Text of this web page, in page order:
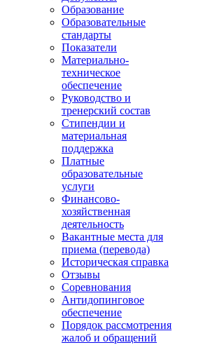
Образование
Образовательные
стандарты
Показатели
Материально-
техническое
обеспечение
Руководство и
тренерский состав
Стипендии и
материальная
поддержка
Платные
образовательные
услуги
Финансово-
хозяйственная
деятельность
Вакантные места для
приема (перевода)
Историческая справка
Отзывы
Соревнования
Антидопинговое
обеспечение
Порядок рассмотрения
жалоб и обращений